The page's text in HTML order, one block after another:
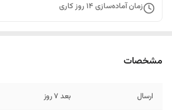
زمان آماده‌سازی 14 روز کاری
مشخصات
ارسال بعد 7 روز